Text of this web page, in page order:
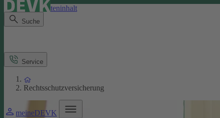
Direkt zum Seiteninhalt
Suche
meineDEVK
Service
Rechtsschutzversicherung